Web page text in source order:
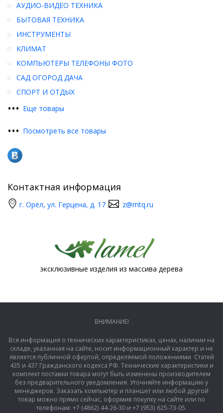
••• Еще товары
АУДИО-ВИДЕО ТЕХНИКА
БЫТОВАЯ ТЕХНИКА
ИНСТРУМЕНТЫ
КЛИМАТ
КОМПЬЮТЕРЫ ТЕЛЕФОНЫ ФОТО
САД ОГОРОД ДАЧА
СПОРТ И ОТДЫХ
••• Посмотреть все товары
Контактная информация
г. Орёл, ул. Герцена, д. 17 z@mtq.ru
эксклюзивные изделия из массива дерева
ВНИМАНИЕ!
Вся информация о технических характеристиках, ценах, наличии на
складе, указанная на сайте, носит информационный характер и не
является публичной офертой, определяемой положениями Статей
435 и 437 Гражданского кодекса РФ. Технические характеристики и
комплект поставки товара могут быть изменены производителем
без предварительного уведомления. Уточняйте информацию у
менеджеров. Заказать компьютер и планшет или любой другой
товар можно прямо сейчас, оформив покупку на сайте или по
телефонам: +7 (4862) 44-26-30 и +7 (953) 625-73-05.